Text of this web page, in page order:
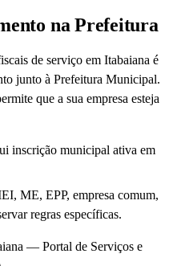
na Prefeitura
de serviço em Itabaiana é
junto à Prefeitura Municipal.
que a sua empresa esteja
inscrição municipal ativa em
ME, EPP, empresa comum,
regras específicas.
— Portal de Serviços e